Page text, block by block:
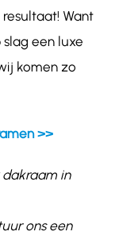
Want
een luxe
komen zo
>>
in
ons een